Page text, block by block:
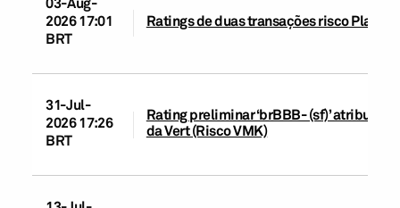
2026 17:01
BRT
Ratings de duas transações risco Plaenge
31-Jul-
2026 17:26
BRT
Rating preliminar ‘brBBB- (sf)’ atribuído
da Vert (Risco VMK)